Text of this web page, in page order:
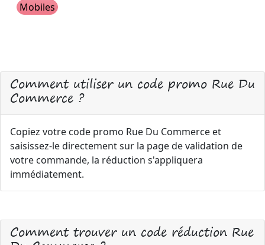
Mobiles
Comment utiliser un code promo Rue Du
Commerce ?
Copiez votre code promo Rue Du Commerce et
saisissez-le directement sur la page de validation de
votre commande, la réduction s'appliquera
immédiatement.
Comment trouver un code réduction Rue